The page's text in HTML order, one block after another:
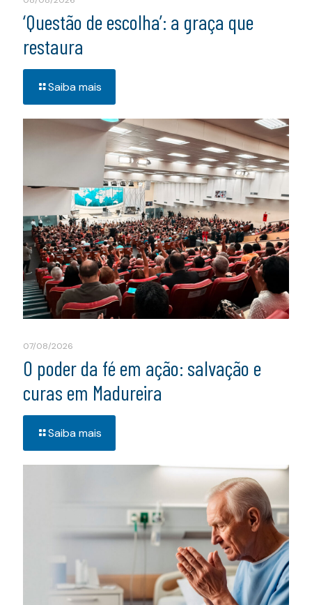
‘Questão de escolha’: a graça que
restaura
Saiba mais
07/08/2026
O poder da fé em ação: salvação e
curas em Madureira
Saiba mais